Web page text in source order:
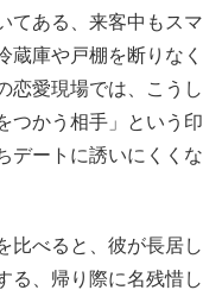
てある、来客中もスマ
蔵庫や戸棚を断りなく
恋愛現場では、こうし
つかう相手」という印
デートに誘いにくくな
比べると、彼が長居し
る、帰り際に名残惜し